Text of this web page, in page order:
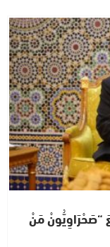
“صَحْرَاوِيُّونْ مَنْ